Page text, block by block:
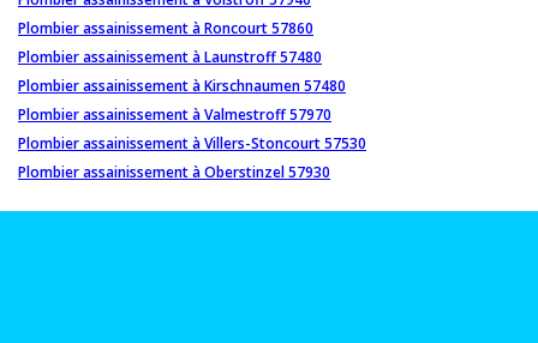
Plombier assainissement à Roncourt 57860
Plombier assainissement à Launstroff 57480
Plombier assainissement à Kirschnaumen 57480
Plombier assainissement à Valmestroff 57970
Plombier assainissement à Villers-Stoncourt 57530
Plombier assainissement à Oberstinzel 57930